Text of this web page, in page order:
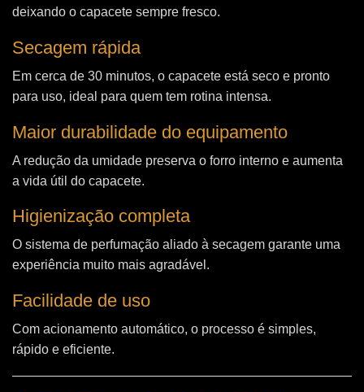
deixando o capacete sempre fresco.
Secagem rápida
Em cerca de 30 minutos, o capacete está seco e pronto
para uso, ideal para quem tem rotina intensa.
Maior durabilidade do equipamento
A redução da umidade preserva o forro interno e aumenta
a vida útil do capacete.
Higienização completa
O sistema de perfumação aliado à secagem garante uma
experiência muito mais agradável.
Facilidade de uso
Com acionamento automático, o processo é simples,
rápido e eficiente.